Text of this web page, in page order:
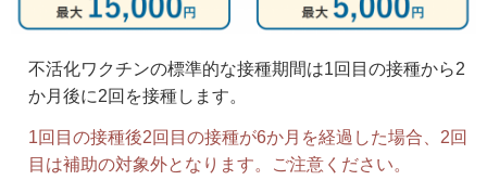
不活化ワクチンの標準的な接種期間は1回目の接種から2
か月後に2回を接種します。
1回目の接種後2回目の接種が6か月を経過した場合、2回
目は補助の対象外となります。ご注意ください。